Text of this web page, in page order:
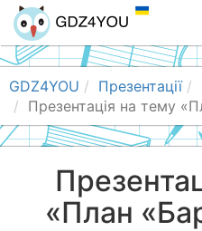
GDZ4YOU Презентації
Презентація на тему
«План